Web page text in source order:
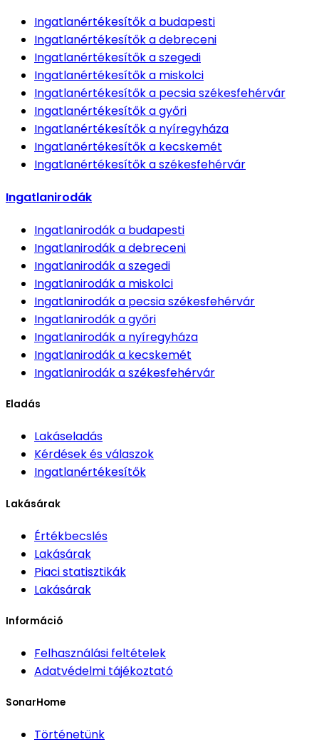
Ingatlanértékesítőka budapesti
Ingatlanértékesítőka debreceni
Ingatlanértékesítőka szegedi
Ingatlanértékesítőka miskolci
Ingatlanértékesítőka pecsia székesfehérvár
Ingatlanértékesítőka győri
Ingatlanértékesítőka nyíregyháza
Ingatlanértékesítőka kecskemét
Ingatlanértékesítőka székesfehérvár
Ingatlanirodák
Ingatlanirodáka budapesti
Ingatlanirodáka debreceni
Ingatlanirodáka szegedi
Ingatlanirodáka miskolci
Ingatlanirodáka pecsia székesfehérvár
Ingatlanirodáka győri
Ingatlanirodáka nyíregyháza
Ingatlanirodáka kecskemét
Ingatlanirodáka székesfehérvár
Eladás
Lakáseladás
Kérdések és válaszok
Ingatlanértékesítők
Lakásárak
Értékbecslés
Lakásárak
Piaci statisztikák
Lakásárak
Információ
Felhasználási feltételek
Adatvédelmi tájékoztató
SonarHome
Történetünk